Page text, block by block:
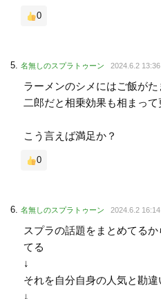
0
名無しのスプラトゥーン 2024.6.2 13:36
ラーメンのシメにはご飯が
二郎だと相乗効果も相まっ
こう言えば満足か？
0
名無しのスプラトゥーン 2024.6.2 16:14
スプラの話題をまとめてるか
てる
↓
それを自分自身の人気と勘